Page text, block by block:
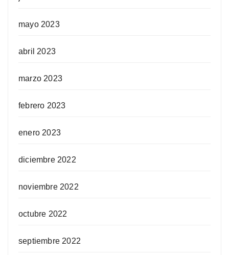
mayo 2023
abril 2023
marzo 2023
febrero 2023
enero 2023
diciembre 2022
noviembre 2022
octubre 2022
septiembre 2022